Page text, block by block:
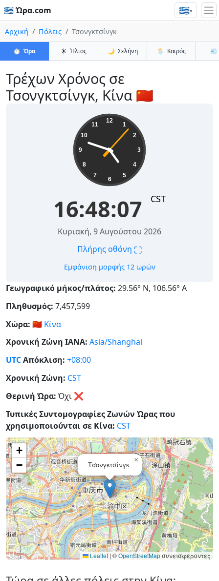
🇬🇷 Ώρα.com 🇬🇷▾
Αρχική Πόλεις Τσονγκτσίνγκ
⏱️ Ώρα ☀️ Ήλιος 🌙 Σελήνη 🌦️ Καιρός 💨
Τρέχων Χρόνος σε
Τσονγκτσίνγκ, Κίνα 🇨🇳
12
1
2
3
4
5
6
7
8
9
10
11
16:48:07 CST
Κυριακή, 9 Αυγούστου 2026
Πλήρης οθόνη ⛶
Εμφάνιση μορφής 12 ωρών
Γεωγραφικό μήκος/πλάτος: 29.56° Ν, 106.56° Α
Πληθυσμός: 7,457,599
Χώρα: 🇨🇳 Κίνα
Χρονική Ζώνη IANA: Asia/Shanghai
UTCΑπόκλιση: +08:00
Χρονική Ζώνη: CST
Θερινή Ώρα: Όχι ❌
Τυπικές Συντομογραφίες Ζωνών Ώρας που
χρησιμοποιούνται σε Κίνα: CST
Τσονγκτσίνγκ
×
+
−
Leaflet|©OpenStreetMapσυνεισφέροντες